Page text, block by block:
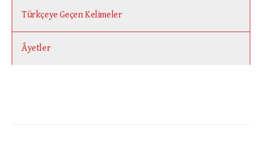
Türkçeye Geçen Kelimeler
Âyetler